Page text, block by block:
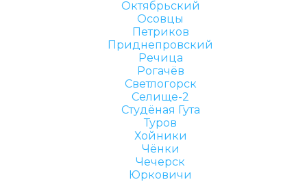
Октябрьский
Осовцы
Петриков
Приднепровский
Речица
Рогачёв
Светлогорск
Селище-2
Студёная Гута
Туров
Хойники
Чёнки
Чечерск
Юрковичи